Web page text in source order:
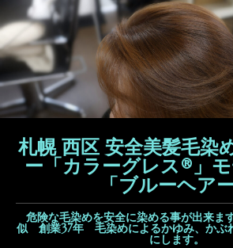
札幌 西区 安全美髪毛染
ー「カラーグレス®」
「ブルーヘアー
危険な毛染めを安全に染める事が出来
似 創業37年 毛染めによるかゆみ、かぶ
にします。